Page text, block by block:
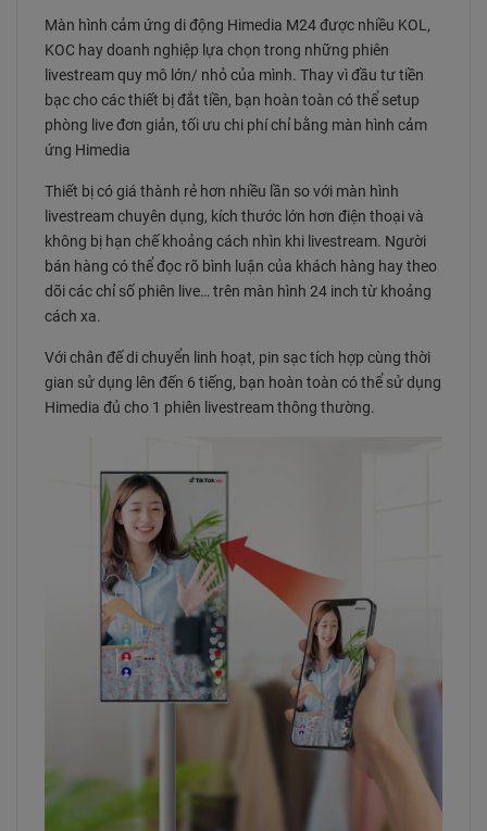
Màn hình cảm ứng di động Himedia M24 được nhiều KOL,
KOC hay doanh nghiệp lựa chọn trong những phiên
livestream quy mô lớn/ nhỏ của mình. Thay vì đầu tư tiền
bạc cho các thiết bị đắt tiền, bạn hoàn toàn có thể setup
phòng live đơn giản, tối ưu chi phí chỉ bằng màn hình cảm
ứng Himedia
Thiết bị có giá thành rẻ hơn nhiều lần so với màn hình
livestream chuyên dụng, kích thước lớn hơn điện thoại và
không bị hạn chế khoảng cách nhìn khi livestream. Người
bán hàng có thể đọc rõ bình luận của khách hàng hay theo
dõi các chỉ số phiên live… trên màn hình 24 inch từ khoảng
cách xa.
Với chân đế di chuyển linh hoạt, pin sạc tích hợp cùng thời
gian sử dụng lên đến 6 tiếng, bạn hoàn toàn có thể sử dụng
Himedia đủ cho 1 phiên livestream thông thường.